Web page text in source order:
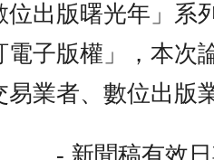
位出版曙光年」系
電子版權」，本次
易業者、數位出版